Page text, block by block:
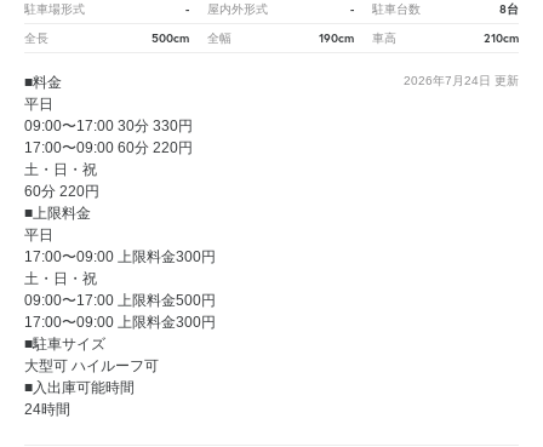
駐車場形式 - 屋内外形式 - 駐車台数 8台
全長 500cm 全幅 190cm 車高 210cm
2026年7月24日 更新
■料金
平日
09:00〜17:00 30分 330円
17:00〜09:00 60分 220円
土・日・祝
60分 220円
■上限料金
平日
17:00〜09:00 上限料金300円
土・日・祝
09:00〜17:00 上限料金500円
17:00〜09:00 上限料金300円
■駐車サイズ
大型可 ハイルーフ可
■入出庫可能時間
24時間